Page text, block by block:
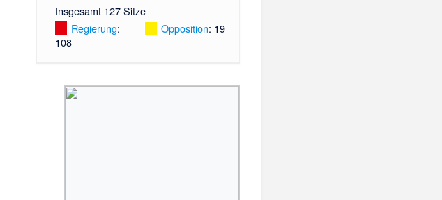
Insgesamt 127 Sitze
Regierung:
108
Opposition: 19